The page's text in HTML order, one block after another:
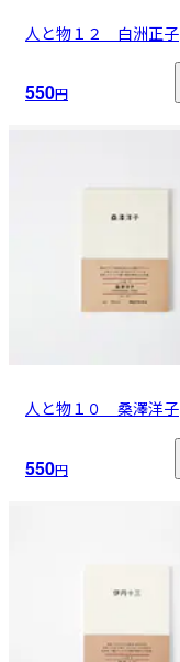
人と物１２ 白洲正子
550円
人と物１０ 桑澤洋子
550円